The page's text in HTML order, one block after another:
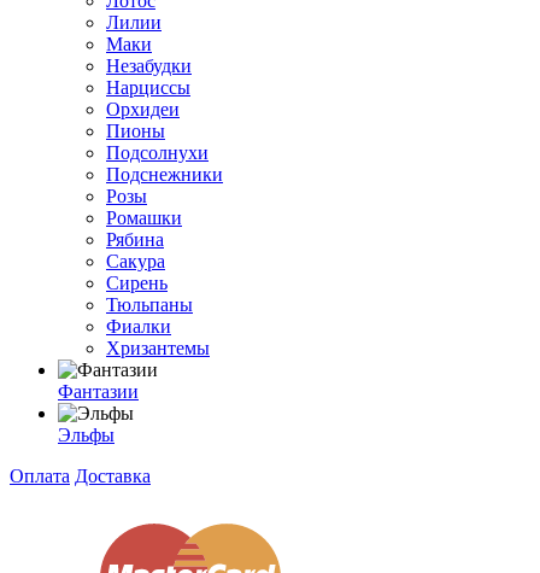
Лилии
Маки
Незабудки
Нарциссы
Орхидеи
Пионы
Подсолнухи
Подснежники
Розы
Ромашки
Рябина
Сакура
Сирень
Тюльпаны
Фиалки
Хризантемы
Фантазии
Эльфы
Оплата Доставка